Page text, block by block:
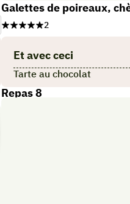
Galettes de poireaux,
2
Et avec ceci
Tarte au chocolat
Repas 8